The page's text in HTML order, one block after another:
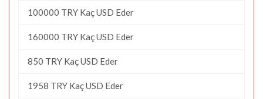
100000 TRY Kaç USD Eder
160000 TRY Kaç USD Eder
850 TRY Kaç USD Eder
1958 TRY Kaç USD Eder